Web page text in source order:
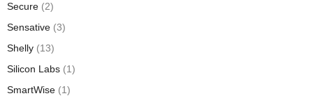
Secure (2)
Sensative (3)
Shelly (13)
Silicon Labs (1)
SmartWise (1)